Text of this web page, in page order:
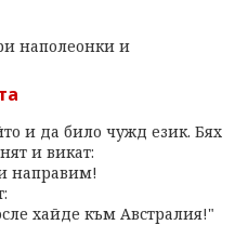
наполеонки и
и да било чужд език. Бях
и викат:
направим!
хайде към Австралия!"